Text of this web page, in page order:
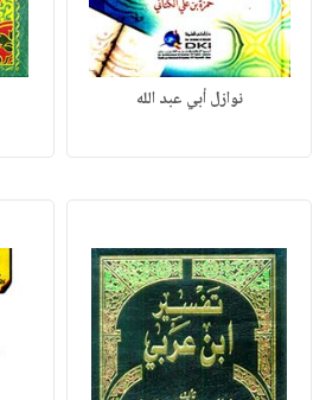
نوازل أبي عبد الله